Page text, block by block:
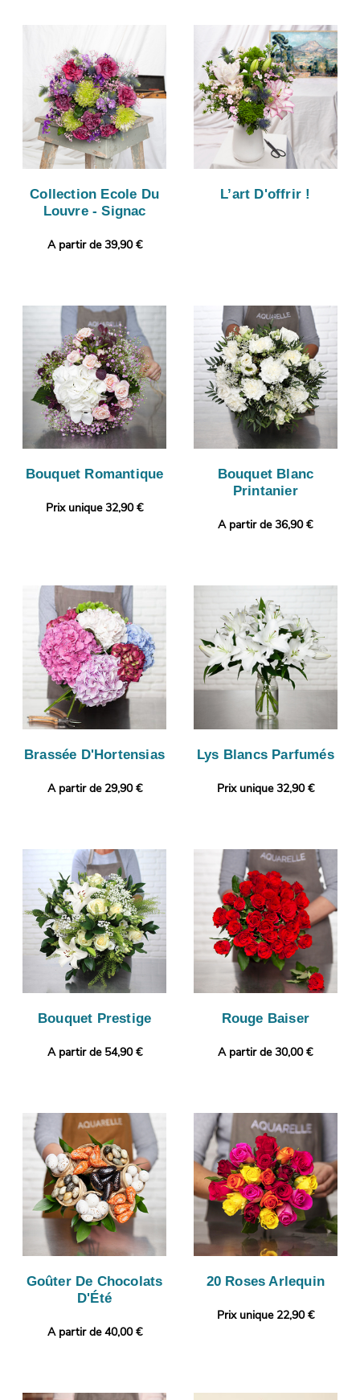
Collection Ecole Du
Louvre - Signac
A partir de 39,90 €
L’art D'offrir !
Bouquet Romantique
Prix unique 32,90 €
Bouquet Blanc
Printanier
A partir de 36,90 €
Brassée D'Hortensias
A partir de 29,90 €
Lys Blancs Parfumés
Prix unique 32,90 €
Bouquet Prestige
A partir de 54,90 €
Rouge Baiser
A partir de 30,00 €
Goûter De Chocolats
D'Été
A partir de 40,00 €
20 Roses Arlequin
Prix unique 22,90 €